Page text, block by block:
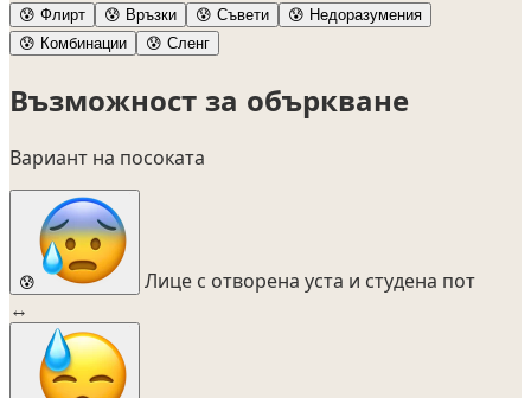
😰 Флирт 😰 Връзки 😰 Съвети 😰 Недоразумения
😰 Комбинации 😰 Сленг
Възможност за объркване
Вариант на посоката
😰
Лице с отворена уста и студена пот
↔